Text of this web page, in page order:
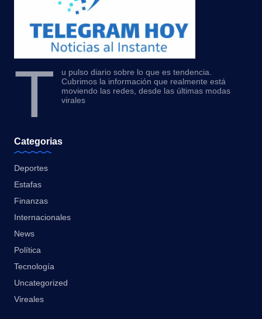
T
u pulso diario sobre lo que es tendencia.
Cubrimos la información que realmente está
moviendo las redes, desde las últimas modas
virales
Categorias
Deportes
Estafas
Finanzas
Internacionales
News
Política
Tecnología
Uncategorized
Vireales